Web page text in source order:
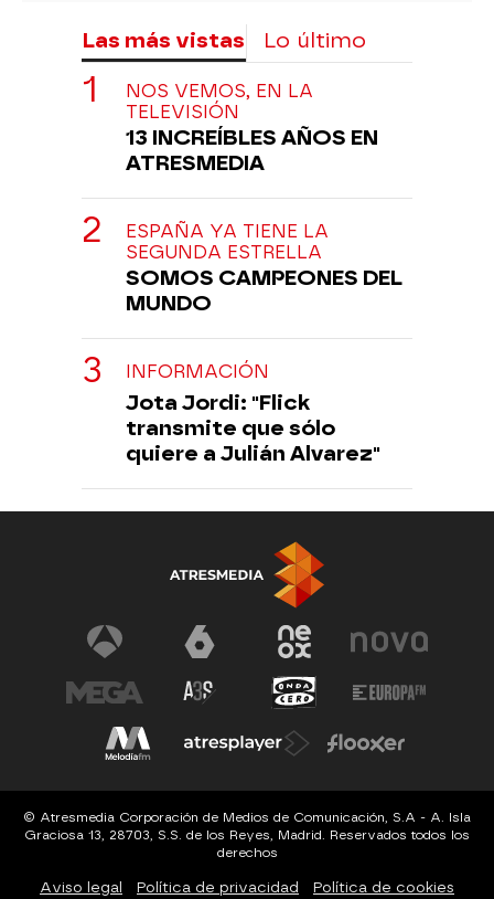
Las más vistas Lo último
NOS VEMOS, EN LA
TELEVISIÓN
13 INCREÍBLES AÑOS EN
ATRESMEDIA
ESPAÑA YA TIENE LA
SEGUNDA ESTRELLA
SOMOS CAMPEONES DEL
MUNDO
INFORMACIÓN
Jota Jordi: "Flick
transmite que sólo
quiere a Julián Alvarez"
© Atresmedia Corporación de Medios de Comunicación, S.A - A. Isla
Graciosa 13, 28703, S.S. de los Reyes, Madrid. Reservados todos los
derechos
Aviso legal Política de privacidad Política de cookies